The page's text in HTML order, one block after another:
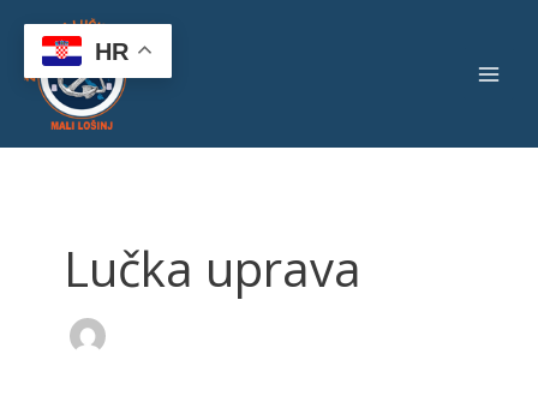
content
Lučka uprava
HR